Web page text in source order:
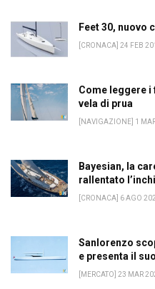
Feet 30, nuovo
[CRONACA] 24 FEB
Come leggere i
vela di prua
[NAVIGAZIONE] 1
Bayesian, la
rallentato
[CRONACA] 6 AGO
Sanlorenzo
e presenta il
[MERCATO] 23 MAR